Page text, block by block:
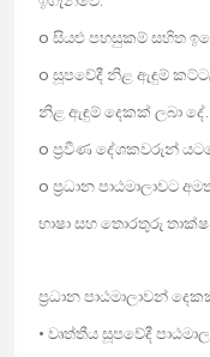
o සියළු පහසුකම් සහිත
o සූපවේදී නිළ ඇඳුම්
නිළ ඇඳුම් දෙකක් ලබා දේ.
o ප්‍රවීණ දේශකවරුන්
o ප්‍රධාන පාඨමාලාවට
භාෂා සහ තොරතුරු
ප්‍රධාන පාඨමාලාවන්
• වෘත්තීය සූපවේදී